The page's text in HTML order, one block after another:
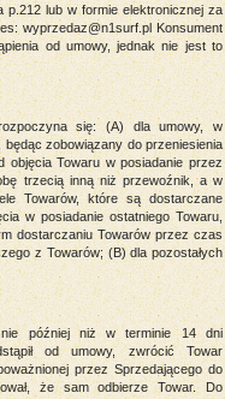
lub w formie elektronicznej za
wyprzedaz@n1surf.pl Konsument
od umowy, jednak nie jest to
się: (A) dla umowy, w
zobowiązany do przeniesienia
objęcia Towaru w posiadanie przez
trzecią inną niż przewoźnik, a w
Towarów, które są dostarczane
w posiadanie ostatniego Towaru,
dostarczaniu Towarów przez czas
z Towarów; (B) dla pozostałych
nie później niż w terminie 14 dni
od umowy, zwrócić Towar
przez Sprzedającego do
że sam odbierze Towar. Do